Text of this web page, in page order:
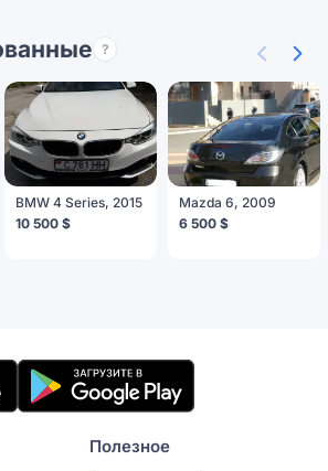
?
BMW 4 Series, 2015
10 500 $
Mazda 6, 2009
6 500 $
Полезное